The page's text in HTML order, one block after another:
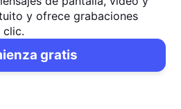
y ofrece grabaciones
clic.
gratis